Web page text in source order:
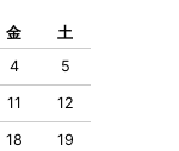
金
土
4 5
11 12
18 19